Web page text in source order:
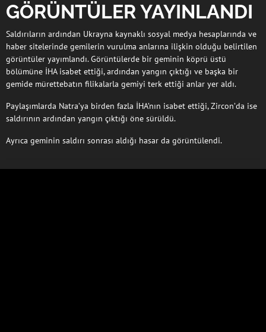
GÖRÜNTÜLER YAYINLANDI
Saldırıların ardından Ukrayna kaynaklı sosyal medya hesaplarında ve
haber sitelerinde gemilerin vurulma anlarına ilişkin olduğu belirtilen
görüntüler yayımlandı. Görüntülerde bir geminin köprü üstü
bölümüne İHA isabet ettiği, ardından yangın çıktığı ve başka bir
gemide mürettebatın filikalarla gemiyi terk ettiği anlar yer aldı.
Paylaşımlarda Natra’ya birden fazla İHA’nın isabet ettiği, Zircon’da ise
saldırının ardından yangın çıktığı öne sürüldü.
Ayrıca geminin saldırı sonrası aldığı hasar da görüntülendi.